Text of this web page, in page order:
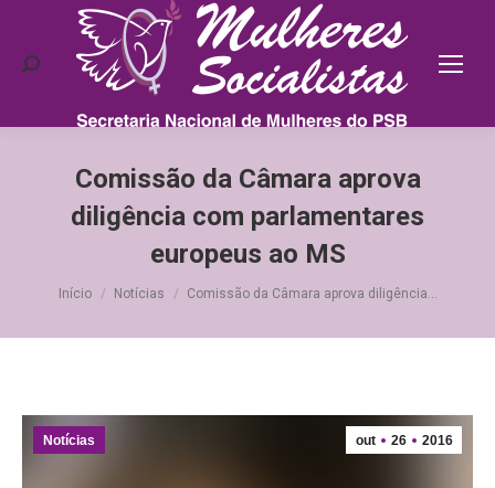
Search:
Comissão da Câmara aprova
diligência com parlamentares
europeus ao MS
Você está aqui:
Início Notícias Comissão da Câmara aprova diligência…
out 26 2016
Notícias